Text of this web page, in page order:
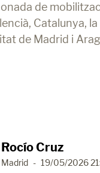
de
Catalunya, la
de Madrid i
Rocío Cruz
Madrid - 19/05/2026